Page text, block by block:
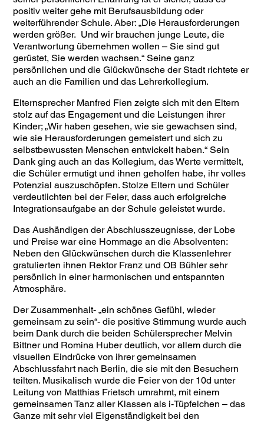
positiv weiter gehe mit Berufsausbildung oder
weiterführender Schule. Aber: „Die Herausforderungen
werden größer. Und wir brauchen junge Leute, die
Verantwortung übernehmen wollen – Sie sind gut
gerüstet, Sie werden wachsen.“ Seine ganz
persönlichen und die Glückwünsche der Stadt richtete er
auch an die Familien und das Lehrerkollegium.
Elternsprecher Manfred Fien zeigte sich mit den Eltern
stolz auf das Engagement und die Leistungen ihrer
Kinder; „Wir haben gesehen, wie sie gewachsen sind,
wie sie Herausforderungen gemeistert und sich zu
selbstbewussten Menschen entwickelt haben.“ Sein
Dank ging auch an das Kollegium, das Werte vermittelt,
die Schüler ermutigt und ihnen geholfen habe, ihr volles
Potenzial auszuschöpfen. Stolze Eltern und Schüler
verdeutlichten bei der Feier, dass auch erfolgreiche
Integrationsaufgabe an der Schule geleistet wurde.
Das Aushändigen der Abschlusszeugnisse, der Lobe
und Preise war eine Hommage an die Absolventen:
Neben den Glückwünschen durch die Klassenlehrer
gratulierten ihnen Rektor Franz und OB Bühler sehr
persönlich in einer harmonischen und entspannten
Atmosphäre.
Der Zusammenhalt- „ein schönes Gefühl, wieder
gemeinsam zu sein“- die positive Stimmung wurde auch
beim Dank durch die beiden Schülersprecher Melvin
Bittner und Romina Huber deutlich, vor allem durch die
visuellen Eindrücke von ihrer gemeinsamen
Abschlussfahrt nach Berlin, die sie mit den Besuchern
teilten. Musikalisch wurde die Feier von der 10d unter
Leitung von Matthias Frietsch umrahmt, mit einem
gemeinsamen Tanz aller Klassen als i-Tüpfelchen – das
Ganze mit sehr viel Eigenständigkeit bei den